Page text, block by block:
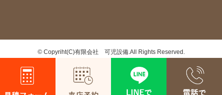
©Copyriht(C)有限会社 可児設備.All Rights Reserved.